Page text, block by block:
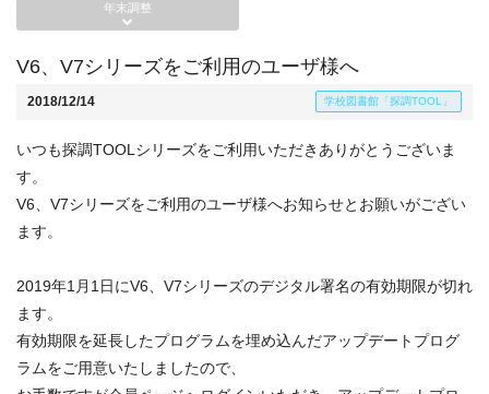
年末調整
V6、V7シリーズをご利用のユーザ様へ
学校図書館「探調TOOL」
2018/12/14
いつも探調TOOLシリーズをご利用いただきありがとうございま
す。
V6、V7シリーズをご利用のユーザ様へお知らせとお願いがござい
ます。
2019年1月1日にV6、V7シリーズのデジタル署名の有効期限が切れ
ます。
有効期限を延長したプログラムを埋め込んだアップデートプログ
ラムをご用意いたしましたので、